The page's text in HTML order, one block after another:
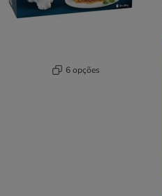
6 opções